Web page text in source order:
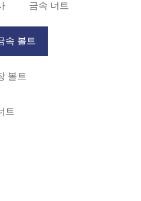
금속 너트
속 볼트
볼트
트